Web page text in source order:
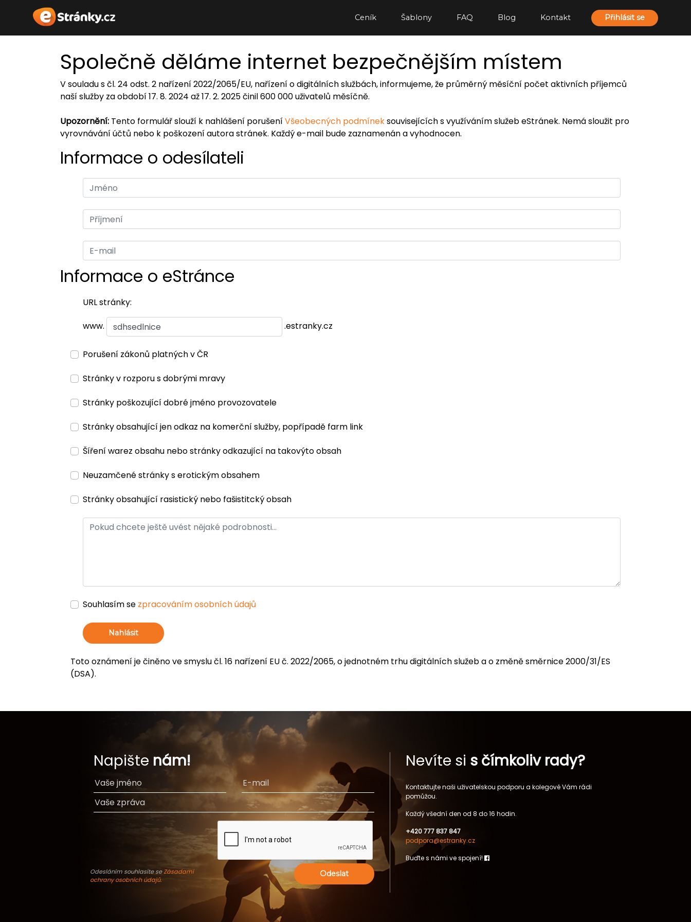
Ceník Šablony FAQ Blog Kontakt Přihlásit se
Společně děláme internet bezpečnějším místem
V souladu s čl. 24 odst. 2 nařízení 2022/2065/EU, nařízení o digitálních službách, informujeme, že průměrný měsíční počet aktivních příjemců
naší služby za období 17. 8. 2024 až 17. 2. 2025 činil 600 000 uživatelů měsíčně.
Upozornění: Tento formulář slouží k nahlášení porušeníVšeobecných podmíneksouvisejících s využíváním služeb eStránek. Nemá sloužit pro
vyrovnávání účtů nebo k poškození autora stránek. Každý e-mail bude zaznamenán a vyhodnocen.
Informace o odesílateli
Informace o eStránce
URL stránky:
www. .estranky.cz
Porušení zákonů platných v ČR
Stránky v rozporu s dobrými mravy
Stránky poškozující dobré jméno provozovatele
Stránky obsahující jen odkaz na komerční služby, popřípadě farm link
Šíření warez obsahu nebo stránky odkazující na takovýto obsah
Neuzamčené stránky s erotickým obsahem
Stránky obsahující rasistický nebo fašistitcký obsah
Souhlasím se zpracováním osobních údajů
Nahlásit
Toto oznámení je činěno ve smyslu čl. 16 nařízení EU č. 2022/2065, o jednotném trhu digitálních služeb a o změně směrnice 2000/31/ES
(DSA).
Napište nám!
Odesláním souhlasíte seZásadami
ochrany osobních údajů.
Odeslat
Nevíte si s čímkoliv rady?
Kontaktujte naši uživatelskou podporu a kolegové Vám rádi
pomůžou.
Každý všední den od 8 do 16 hodin.
+420 777 837 847
podpora@estranky.cz
Buďte s námi ve spojení!